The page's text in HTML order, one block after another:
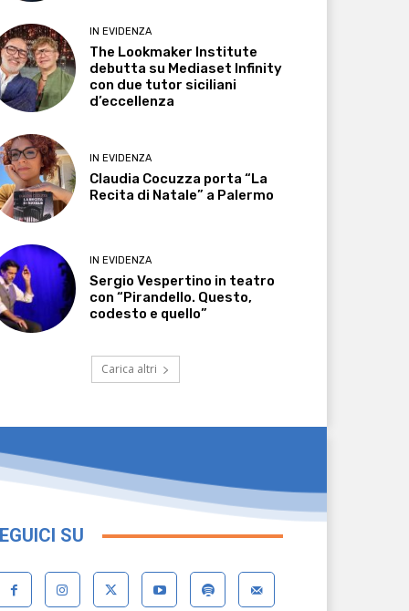
IN EVIDENZA
The Lookmaker Institute
debutta su Mediaset Infinity
con due tutor siciliani
d’eccellenza
IN EVIDENZA
Claudia Cocuzza porta “La
Recita di Natale” a Palermo
IN EVIDENZA
Sergio Vespertino in teatro
con “Pirandello. Questo,
codesto e quello”
Carica altri
SU